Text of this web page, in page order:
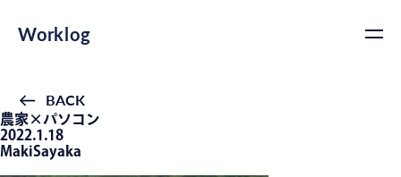
Worklog
BACK
農家×パソコン
2022.1.18
MakiSayaka